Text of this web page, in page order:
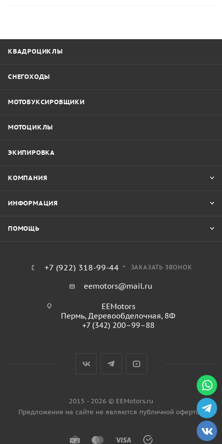
КВАДРОЦИКЛЫ
СНЕГОХОДЫ
МОТОБУКСИРОВЩИКИ
МОТОЦИКЛЫ
ЭКИПИРОВКА
КОМПАНИЯ
ИНФОРМАЦИЯ
ПОМОЩЬ
+7 (922) 318-99-44 ЗАКАЗАТЬ ЗВОНОК
eemotors@mail.ru
EEMotors
Пермь, Деревообделочная, 8Ф
+7 (342) 200–99–88
2015 - 2026 © EEMotors.ru
Предложения на сайте не являются публичной офертой